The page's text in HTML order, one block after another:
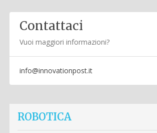
Contattaci
Vuoi maggiori informazioni?
info@innovationpost.it
ROBOTICA